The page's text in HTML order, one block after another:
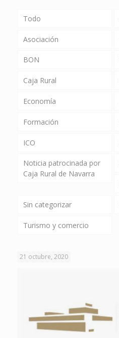
Todo
Asociación
BON
Caja Rural
Economía
Formación
ICO
Noticia patrocinada por
Caja Rural de Navarra
Sin categorizar
Turismo y comercio
21 octubre, 2020